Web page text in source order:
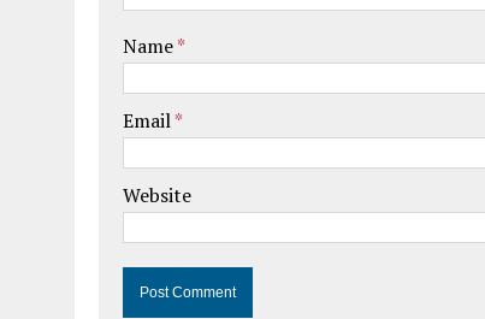
Name*
Email*
Website